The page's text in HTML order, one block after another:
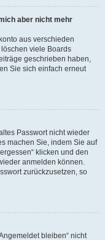
aber nicht mehr
aus verschieden
viele Boards
geschrieben haben,
Sie sich einfach erneut
Passwort nicht wieder
machen Sie, indem Sie auf
klicken und den
anmelden können.
zurückzusetzen, so
bleiben“ nicht